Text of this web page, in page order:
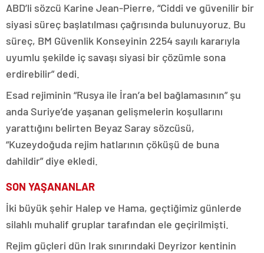
ABD’li sözcü Karine Jean-Pierre, “Ciddi ve güvenilir bir
siyasi süreç başlatılması çağrısında bulunuyoruz. Bu
süreç, BM Güvenlik Konseyinin 2254 sayılı kararıyla
uyumlu şekilde iç savaşı siyasi bir çözümle sona
erdirebilir” dedi.
Esad rejiminin “Rusya ile İran’a bel bağlamasının” şu
anda Suriye’de yaşanan gelişmelerin koşullarını
yarattığını belirten Beyaz Saray sözcüsü,
“Kuzeydoğuda rejim hatlarının çöküşü de buna
dahildir” diye ekledi.
SON YAŞANANLAR
İki büyük şehir Halep ve Hama, geçtiğimiz günlerde
silahlı muhalif gruplar tarafından ele geçirilmişti.
Rejim güçleri dün Irak sınırındaki Deyrizor kentinin